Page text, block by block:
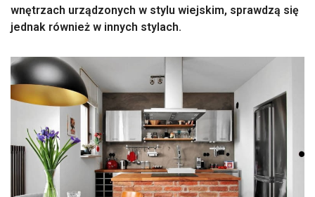
wnętrzach urządzonych w stylu wiejskim, sprawdzą się
jednak również w innych stylach.